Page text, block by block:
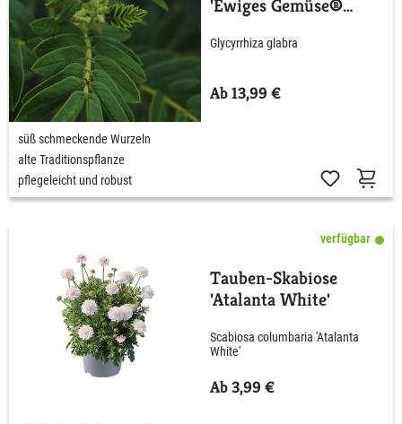
'Ewiges Gemüse®
Glycyrrhiza glabra
Ab 13,99 €
süß schmeckende Wurzeln
alte Traditionspflanze
pflegeleicht und robust
verfügbar
Tauben-Skabiose
'Atalanta White'
Scabiosa columbaria 'Atalanta
White'
Ab 3,99 €